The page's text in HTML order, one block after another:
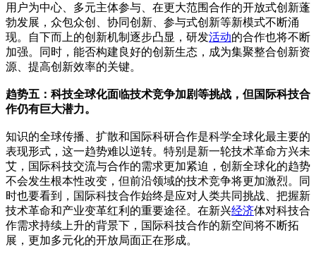
用户为中心、多元主体参与、在更大范围合作的开放式创新蓬
勃发展，众包众创、协同创新、参与式创新等新模式不断涌
现。自下而上的创新机制逐步凸显，研发活动的合作也将不断
加强。同时，能否构建良好的创新生态，成为集聚整合创新资
源、提高创新效率的关键。
趋势五：科技全球化面临技术竞争加剧等挑战，但国际科技合
作仍有巨大潜力。
知识的全球传播、扩散和国际科研合作是科学全球化最主要的
表现形式，这一趋势难以逆转。特别是新一轮技术革命方兴未
艾，国际科技交流与合作的需求更加紧迫，创新全球化的趋势
不会发生根本性改变，但前沿领域的技术竞争将更加激烈。同
时也要看到，国际科技合作始终是应对人类共同挑战、把握新
技术革命和产业变革红利的重要途径。在新兴经济体对科技合
作需求持续上升的背景下，国际科技合作的新空间将不断拓
展，更加多元化的开放局面正在形成。